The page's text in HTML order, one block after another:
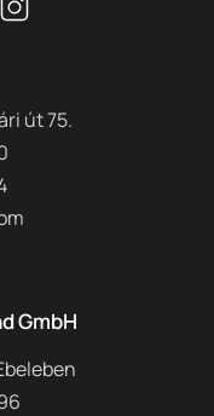
út 75.
GmbH